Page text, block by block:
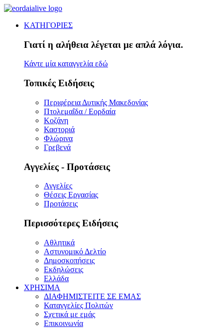
ΚΑΤΗΓΟΡΙΕΣ
Γιατί η αλήθεια λέγεται με απλά λόγια.
Κάντε μία καταγγελία εδώ
Τοπικές Ειδήσεις
Περιφέρεια Δυτικής Μακεδονίας
Πτολεμαΐδα / Εορδαία
Κοζάνη
Καστοριά
Φλώρινα
Γρεβενά
Αγγελίες - Προτάσεις
Αγγελίες
Θέσεις Εργασίας
Προτάσεις
Περισσότερες Ειδήσεις
Αθλητικά
Αστυνομικό Δελτίο
Δημοσκοπήσεις
Εκδηλώσεις
Ελλάδα
ΧΡΗΣΙΜΑ
ΔΙΑΦΗΜΙΣΤΕΙΤΕ ΣΕ ΕΜΑΣ
Καταγγελίες Πολιτών
Σχετικά με εμάς
Επικοινωνία